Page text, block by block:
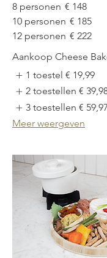
8 personen € 148
10 personen € 185
12 personen € 222
Aankoop Cheese
1 toestel € 19,99
2 toestellen €
3 toestellen € 59,97
Meer weergeven